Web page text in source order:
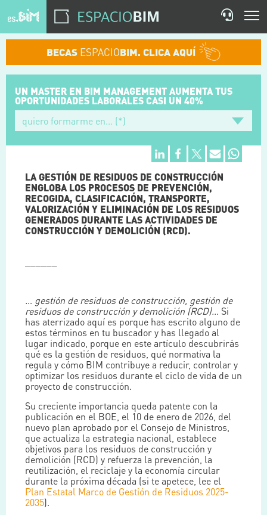
BECAS ESPACIOBIM. CLICA AQUÍ
UN MASTER EN BIM MANAGEMENTAUMENTA TUS
OPORTUNIDADES LABORALES CASI UN 40%
LA GESTIÓN DE RESIDUOS DE CONSTRUCCIÓN
ENGLOBA LOS PROCESOS DE PREVENCIÓN,
RECOGIDA, CLASIFICACIÓN, TRANSPORTE,
VALORIZACIÓN Y ELIMINACIÓN DE LOS RESIDUOS
GENERADOS DURANTE LAS ACTIVIDADES DE
CONSTRUCCIÓN Y DEMOLICIÓN (RCD).
… gestión de residuos de construcción, gestión de
residuos de construcción y demolición (RCD)… Si
has aterrizado aquí es porque has escrito alguno de
estos términos en tu buscador y has llegado al
lugar indicado, porque en este artículo descubrirás
qué es la gestión de residuos, qué normativa la
regula y cómo BIM contribuye a reducir, controlar y
optimizar los residuos durante el ciclo de vida de un
proyecto de construcción.
Su creciente importancia queda patente con la
publicación en el BOE, el 10 de enero de 2026, del
nuevo plan aprobado por el Consejo de Ministros,
que actualiza la estrategia nacional, establece
objetivos para los residuos de construcción y
demolición (RCD) y refuerza la prevención, la
reutilización, el reciclaje y la economía circular
durante la próxima década (si te apetece, lee el
Plan Estatal Marco de Gestión de Residuos 2025-
2035).